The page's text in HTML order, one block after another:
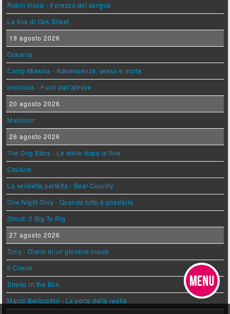
Robin Hood - Il prezzo del sangue
La fine di Oak Street
19 agosto 2026
Oceania
Camp Miasma - Adolescenza, sesso e morte
Insidious - Fuori dall'altrove
20 agosto 2026
Maldoror
26 agosto 2026
The Dog Stars - Le stelle dopo la fine
Couture
La vendetta perfetta - Bear Country
One Night Only - Quando tutto è possibile
Ghost: 2 Big To Rig
27 agosto 2026
Tony - Diario di un giovane cuoco
Il Cileno
Sheep in the Box
Marco Bellocchio - La porta della realtà